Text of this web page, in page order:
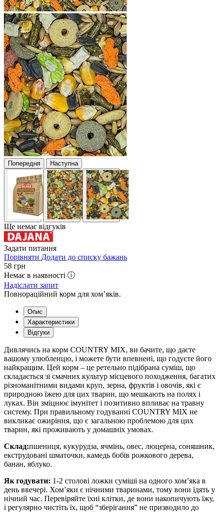
Попередня Наступна
Ще немає відгуків
Задати питання
Порівняти Додати до списку бажань
58 грн
Немає в наявності ⓘ
Надіслати запит
Повнораційний корм для хом’яків.
Опис
Характеристики
Відгуки
Дивлячись на корм COUNTRY MIX, ви бачите, що даєте
вашому улюбленцю, і можете бути впевнені, що годуєте його
найкращим. Цей корм – це ретельно підібрана суміш, що
складається зі смачних культур місцевого походження, багатих
різноманітними видами круп, зерна, фруктів і овочів, які є
природною їжею для цих тварин, що мешкають на полях і
луках. Він зміцнює імунітет і позитивно впливає на травну
систему. При правильному годуванні COUNTRY MIX не
викликає ожиріння, що є загальною проблемою для цих
тварин, які проживають у домашніх умовах.
Склад:пшениця, кукурудза, ячмінь, овес, люцерна, соняшник,
екструдовані шматочки, камедь бобів рожкового дерева,
банан, яблуко.
Як годувати: 1-2 столові ложки суміші на одного хом’яка в
день ввечері. Хом’яки є нічними тваринами, тому вони їдять у
нічний час. Перевіряйте їхні клітки, де вони накопичують їжу,
і регулярно чистіть їх, щоб “зберігання” не призводило до